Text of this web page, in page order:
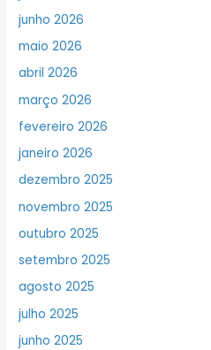
junho 2026
maio 2026
abril 2026
março 2026
fevereiro 2026
janeiro 2026
dezembro 2025
novembro 2025
outubro 2025
setembro 2025
agosto 2025
julho 2025
junho 2025